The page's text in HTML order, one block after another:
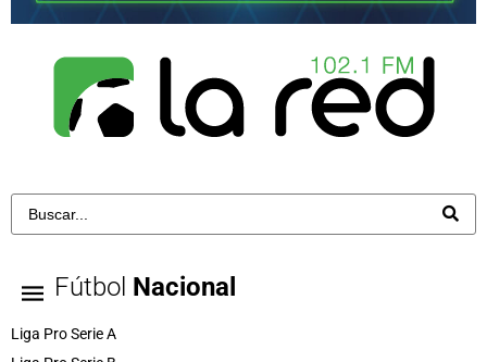
Fútbol Nacional
Liga Pro Serie A